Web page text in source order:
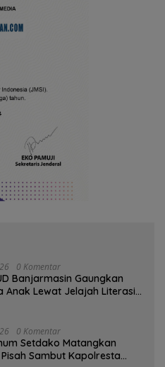
0 Komentar
Banjarmasin Gaungkan
Anak Lewat Jelajah Literasi
0 Komentar
Setdako Matangkan
Sambut Kapolresta